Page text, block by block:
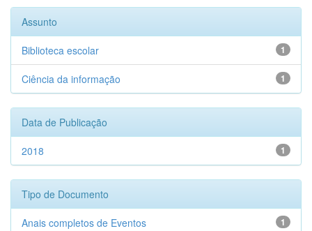
Assunto
1
Biblioteca escolar
1
Ciência da informação
Data de Publicação
1
2018
Tipo de Documento
1
Anais completos de Eventos